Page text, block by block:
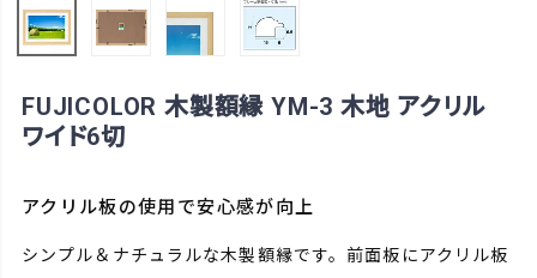
FUJICOLOR 木製額縁 YM-3 木地 アクリル
ワイド6切
アクリル板の使用で安心感が向上
シンプル＆ナチュラルな木製額縁です。前面板にアクリル板